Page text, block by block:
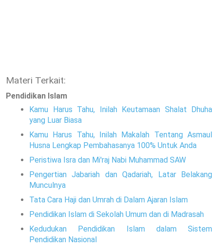
Materi Terkait:
Pendidikan Islam
Kamu Harus Tahu, Inilah Keutamaan Shalat Dhuha
yang Luar Biasa
Kamu Harus Tahu, Inilah Makalah Tentang Asmaul
Husna Lengkap Pembahasanya 100% Untuk Anda
Peristiwa Isra dan Mi'raj Nabi Muhammad SAW
Pengertian Jabariah dan Qadariah, Latar Belakang
Munculnya
Tata Cara Haji dan Umrah di Dalam Ajaran Islam
Pendidikan Islam di Sekolah Umum dan di Madrasah
Kedudukan Pendidikan Islam dalam Sistem
Pendidikan Nasional